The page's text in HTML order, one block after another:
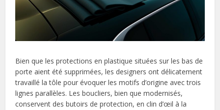
Bien que les protections en plastique situées sur les bas de
porte aient été supprimées, les designers ont délicatement
travaillé la tôle pour évoquer les motifs d’origine avec trois
lignes parallèles. Les boucliers, bien que modernisés,
conservent des butoirs de protection, en clin d’œil à la